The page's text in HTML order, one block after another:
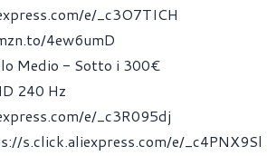
e/_c3O7TICH
4ew6umD
Medio - Sotto i 300€
240 Hz
e/_c3R095dj
s.click.aliexpress.com/e/_c4PNX9Sl